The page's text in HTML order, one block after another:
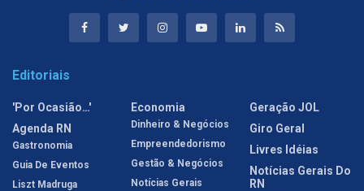
Editoriais
'Por Ocasião…'
Agenda RN
Gastronomia
Guia De Eventos
Liszt Madruga
Economia
Dinheiro & Negócios
Empreendedorismo
Gestão & Negócios
Notícias Gerais
Geração JOL
Giro Geral
Livres Idéias
Notícias Gerais Do
RN